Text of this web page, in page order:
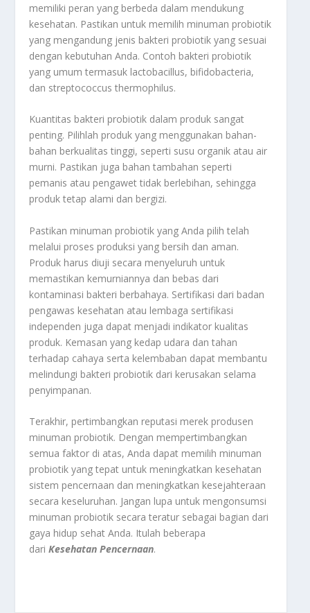
memiliki peran yang berbeda dalam mendukung
kesehatan. Pastikan untuk memilih minuman probiotik
yang mengandung jenis bakteri probiotik yang sesuai
dengan kebutuhan Anda. Contoh bakteri probiotik
yang umum termasuk lactobacillus, bifidobacteria,
dan streptococcus thermophilus.
Kuantitas bakteri probiotik dalam produk sangat
penting. Pilihlah produk yang menggunakan bahan-
bahan berkualitas tinggi, seperti susu organik atau air
murni. Pastikan juga bahan tambahan seperti
pemanis atau pengawet tidak berlebihan, sehingga
produk tetap alami dan bergizi.
Pastikan minuman probiotik yang Anda pilih telah
melalui proses produksi yang bersih dan aman.
Produk harus diuji secara menyeluruh untuk
memastikan kemurniannya dan bebas dari
kontaminasi bakteri berbahaya. Sertifikasi dari badan
pengawas kesehatan atau lembaga sertifikasi
independen juga dapat menjadi indikator kualitas
produk. Kemasan yang kedap udara dan tahan
terhadap cahaya serta kelembaban dapat membantu
melindungi bakteri probiotik dari kerusakan selama
penyimpanan.
Terakhir, pertimbangkan reputasi merek produsen
minuman probiotik. Dengan mempertimbangkan
semua faktor di atas, Anda dapat memilih minuman
probiotik yang tepat untuk meningkatkan kesehatan
sistem pencernaan dan meningkatkan kesejahteraan
secara keseluruhan. Jangan lupa untuk mengonsumsi
minuman probiotik secara teratur sebagai bagian dari
gaya hidup sehat Anda. Itulah beberapa
dariKesehatan Pencernaan.